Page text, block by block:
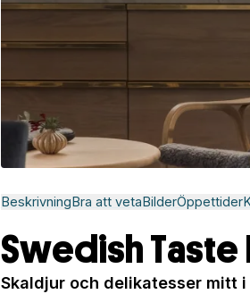
BeskrivningBra att vetaBilderÖppettider
Swedish Taste
Skaldjur och delikatesser mitt